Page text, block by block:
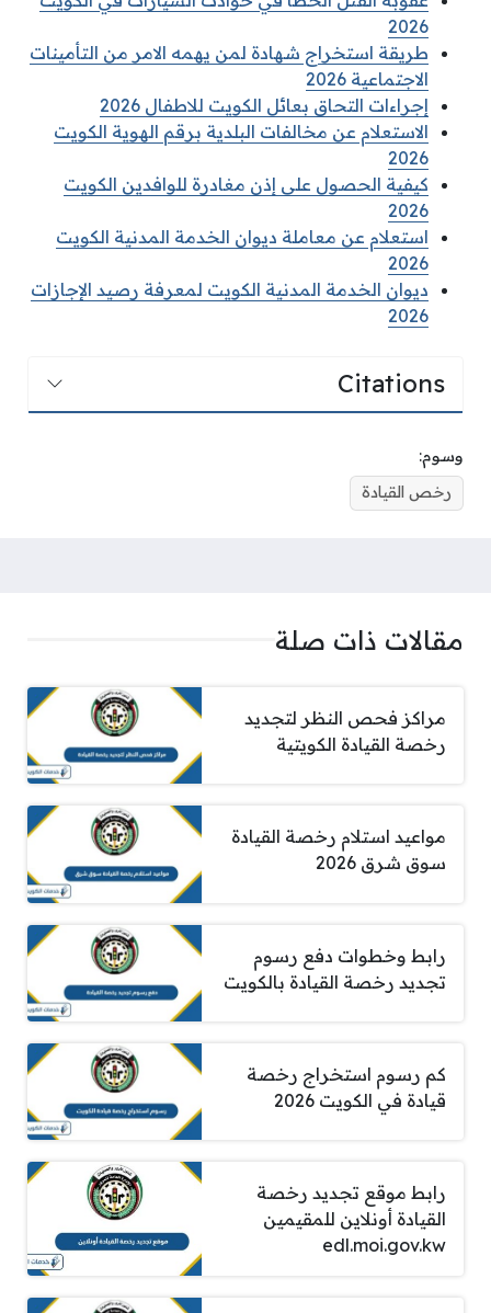
2026
طريقة استخراج شهادة لمن يهمه الامر من التأمينات
الاجتماعية 2026
إجراءات التحاق بعائل الكويت للاطفال 2026
الاستعلام عن مخالفات البلدية برقم الهوية الكويت
2026
كيفية الحصول على إذن مغادرة للوافدين الكويت
2026
استعلام عن معاملة ديوان الخدمة المدنية الكويت
2026
ديوان الخدمة المدنية الكويت لمعرفة رصيد الإجازات
2026
Citations
وسوم:
رخص القيادة
مقالات ذات صلة
مراكز فحص النظر لتجديد
رخصة القيادة الكويتية
مواعيد استلام رخصة القيادة
سوق شرق 2026
رابط وخطوات دفع رسوم
تجديد رخصة القيادة بالكويت
كم رسوم استخراج رخصة
قيادة في الكويت 2026
رابط موقع تجديد رخصة
القيادة أونلاين للمقيمين
edl.moi.gov.kw